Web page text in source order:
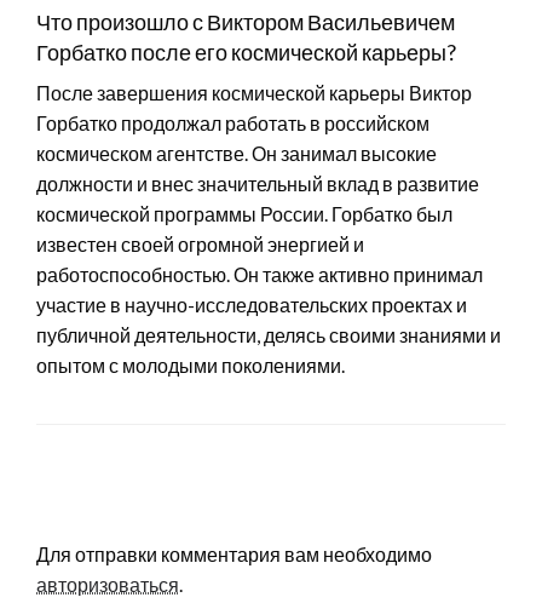
Что произошло с Виктором Васильевичем
Горбатко после его космической карьеры?
После завершения космической карьеры Виктор
Горбатко продолжал работать в российском
космическом агентстве. Он занимал высокие
должности и внес значительный вклад в развитие
космической программы России. Горбатко был
известен своей огромной энергией и
работоспособностью. Он также активно принимал
участие в научно-исследовательских проектах и
публичной деятельности, делясь своими знаниями и
опытом с молодыми поколениями.
Для отправки комментария вам необходимо
авторизоваться.